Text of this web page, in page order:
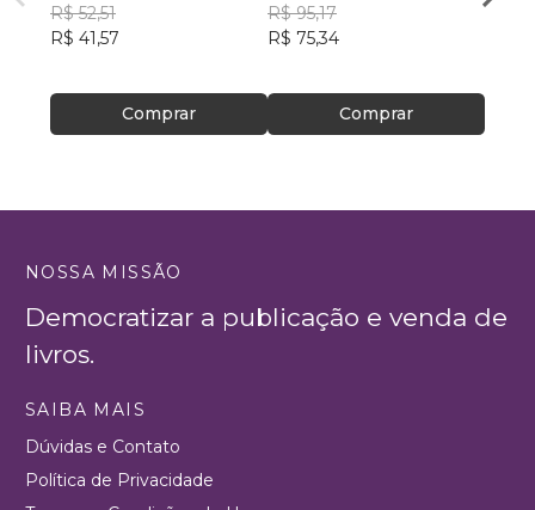
FERAUCHE
R$ 52,51
R$ 41,57
Comprar
R$ 95,17
R$ 75,34
Comprar
R$
NOSSA MISSÃO
Democratizar a publicação e venda de
livros.
SAIBA MAIS
Dúvidas e Contato
Política de Privacidade